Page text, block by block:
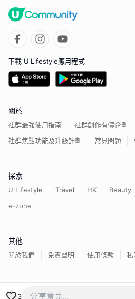
3
下載 U Lifestyle應用程式
關於
社群最強使用指南
社群創作有價企劃
社群焦點功能及升級計劃
常見問題
探索
U Lifestyle Travel HK Beauty
e-zone
其他
關於我們 免責聲明 使用條款 私
香港經濟日報版權所有©